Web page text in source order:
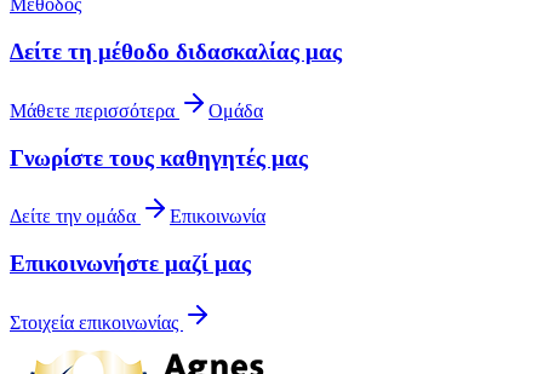
Μέθοδος
Δείτε τη μέθοδο διδασκαλίας μας
Μάθετε περισσότερα Ομάδα
Γνωρίστε τους καθηγητές μας
Δείτε την ομάδα Επικοινωνία
Επικοινωνήστε μαζί μας
Στοιχεία επικοινωνίας